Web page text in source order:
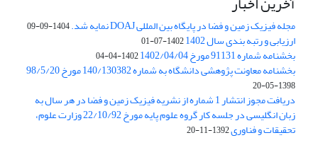
مجله فیزیک زمین و فضا در پایگاه بین المللی DOAJ نمایه شد. 1404-09-09
ارزیابی و رتبه بندی سال 1402 1402-07-01
بخشنامه شماره 91131 مورخ 1402/04/04 1402-04-04
بخشنامه معاونت پژوهشی دانشگاه به شماره 140/130382 مورخ 98/5/20
1398-05-20
دریافت مجوز انتشار 1 شماره از نشریه فیزیک زمین و فضا در هر سال به
زبان انگلیسی در جلسه کار گروه علوم پایه مورخ 22/10/92 وزارت علوم،
تحقیقات و فناوری1392-11-20